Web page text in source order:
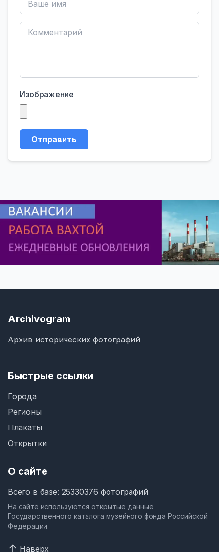
Изображение
Отправить
Archivogram
Архив исторических фотографий
Быстрые ссылки
Города
Регионы
Плакаты
Открытки
О сайте
Всего в базе: 25330376 фотографий
На сайте используются открытые данные
Государственного каталога музейного фонда Российской
Федерации
Наверх